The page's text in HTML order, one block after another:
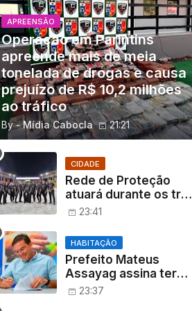
APREENSÃO
Operação em Parintins
apreende mais de meia
tonelada de drogas e causa
prejuízo de R$ 10,2 milhões
ao tráfico
By - Mídia Cabocla 21:21
CIDADE
Rede de Proteção
atuará durante os três
dias do XXI Festival do
23:41
HABITAÇÃO
Prefeito Mateus
Assayag assina termo
que transfere
23:37